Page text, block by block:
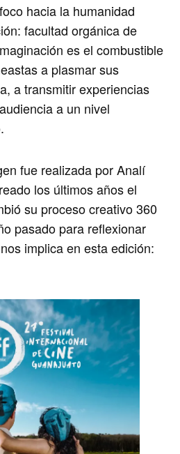
hacia la humanidad
facultad orgánica de
es el combustible
a plasmar sus
a transmitir experiencias
a un nivel
fue realizada por Analí
los últimos años el
su proceso creativo 360
pasado para reflexionar
implica en esta edición: